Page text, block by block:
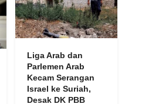
Liga Arab dan
Parlemen Arab
Kecam Serangan
Israel ke Suriah,
Desak DK PBB